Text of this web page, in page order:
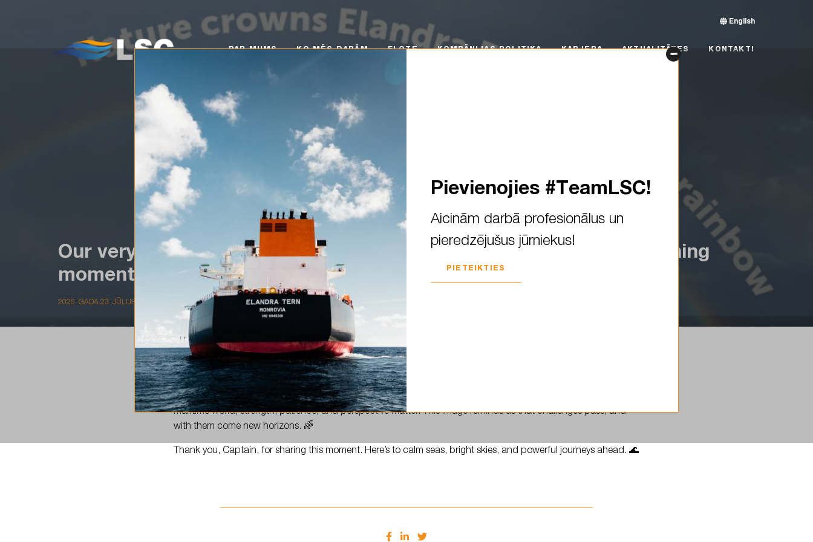
PAR MUMS FLOTE KOMPĀNIJAS POLITIKA
English
PAR MUMS KO MĒS DARĀM FLOTE KOMPĀNIJAS POLITIKA KARJERA AKTUALITĀTES KONTAKTI
Our very own #TeamLSC Captain Jānis Pastars captured this stunning
moment aboard Elandra Falcon.…
2025. GADA 23. JŪLIJS
Our very own
Captain Jānis Pastars captured this stunning moment aboard Elandra Falcon. In the
maritime world, strength, patience, and perspective matter. This image reminds us that challenges pass, and
with them come new horizons. 🌈
Thank you, Captain, for sharing this moment. Here’s to calm seas, bright skies, and powerful journeys ahead. 🌊
Pievienojies #TeamLSC!
Aicinām darbā profesionālus un
pieredzējušus jūrniekus!
PIETEIKTIES